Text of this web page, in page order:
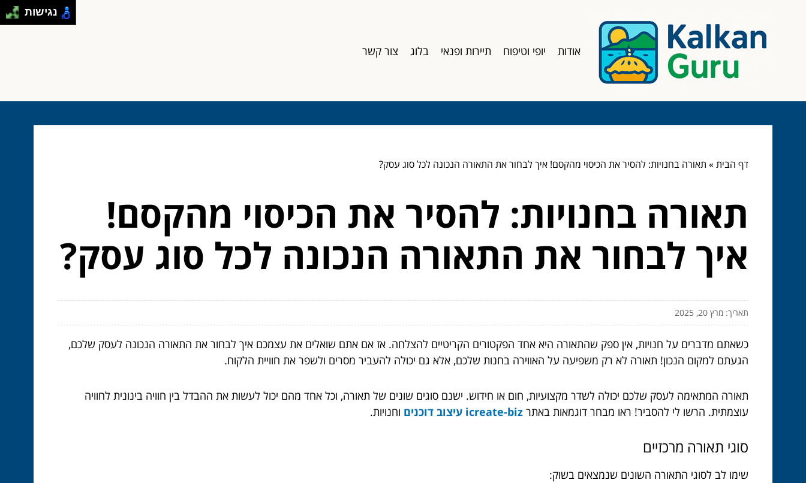
אודות יופי וטיפוח תיירות ופנאי בלוג צור קשר
דף הבית» תאורה בחנויות: להסיר את הכיסוי מהקסם! איך לבחור את התאורה הנכונה לכל סוג עסק?
תאורה בחנויות: להסיר את הכיסוי מהקסם!
איך לבחור את התאורה הנכונה לכל סוג עסק?
תאריך: מרץ 20, 2025
כשאתם מדברים על חנויות, אין ספק שהתאורה היא אחד הפקטורים הקריטיים להצלחה. אז אם אתם שואלים את עצמכם איך לבחור את התאורה הנכונה לעסק שלכם,
הגעתם למקום הנכון! תאורה לא רק משפיעה על האווירה בחנות שלכם, אלא גם יכולה להעביר מסרים ולשפר את חוויית הלקוח.
תאורה המתאימה לעסק שלכם יכולה לשדר מקצועיות, חום או חידוש. ישנם סוגים שונים של תאורה, וכל אחד מהם יכול לעשות את ההבדל בין חוויה בינונית לחוויה
עוצמתית. הרשו לי להסביר! ראו מבחר דוגמאות באתר icreate-biz עיצוב דוכנים וחנויות.
סוגי תאורה מרכזיים
שימו לב לסוגי התאורה השונים שנמצאים בשוק:
נגישות